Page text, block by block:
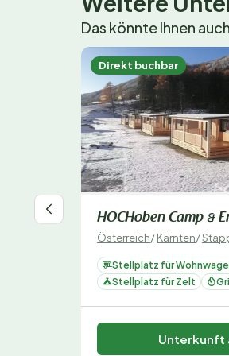
Das könnte Ihnen
Direkt buchbar
HOCHoben Camp &
Österreich/Kärnten/
Stellplatz für
Stellplatz für Zelt
Unterkunft